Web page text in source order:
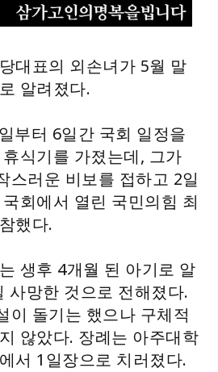
대표의 외손녀가 5월 말
알려졌다.
부터 6일간 국회 일정을
식기를 가졌는데, 그가
스러운 비보를 접하고 2일
회에서 열린 국민의힘 최
했다.
생후 4개월 된 아기로 알
사망한 것으로 전해졌다.
이 돌기는 했으나 구체적
않았다. 장례는 아주대학
서 1일장으로 치러졌다.